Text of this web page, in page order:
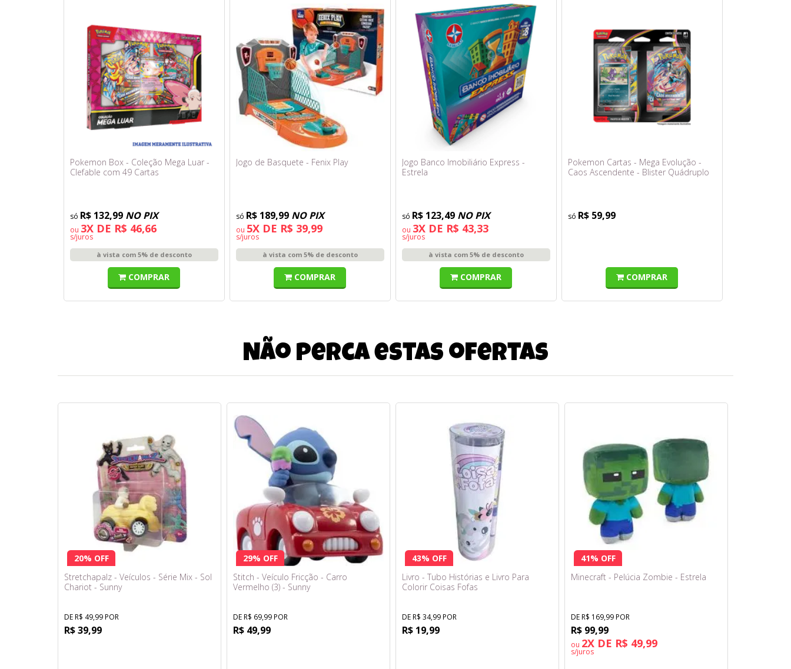
Pokemon Box - Coleção Mega Luar -
Clefable com 49 Cartas
R$ 132,99 NO PIX
ou 3X DE R$ 46,66
s/juros
à vista com 5% de desconto
COMPRAR
Jogo de Basquete - Fenix Play
R$ 189,99 NO PIX
ou 5X DE R$ 39,99
s/juros
à vista com 5% de desconto
COMPRAR
Jogo Banco Imobiliário Express -
Estrela
R$ 123,49 NO PIX
ou 3X DE R$ 43,33
s/juros
à vista com 5% de desconto
COMPRAR
Pokemon Cartas - Mega Evolução -
Caos Ascendente - Blister Quádruplo
R$ 59,99
COMPRAR
Não perca estas ofertas
20% OFF
Stretchapalz - Veículos - Série Mix - Sol
Chariot - Sunny
DE R$ 49,99 POR
R$ 39,99
29% OFF
Stitch - Veículo Fricção - Carro
Vermelho (3) - Sunny
DE R$ 69,99 POR
R$ 49,99
43% OFF
Livro - Tubo Histórias e Livro Para
Colorir Coisas Fofas
DE R$ 34,99 POR
R$ 19,99
41% OFF
Minecraft - Pelúcia Zombie - Estrela
DE R$ 169,99 POR
R$ 99,99
ou 2X DE R$ 49,99
s/juros